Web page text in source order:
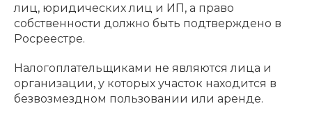
лиц, юридических лиц и ИП, а право
собственности должно быть подтверждено в
Росреестре.
Налогоплательщиками не являются лица и
организации, у которых участок находится в
безвозмездном пользовании или аренде.